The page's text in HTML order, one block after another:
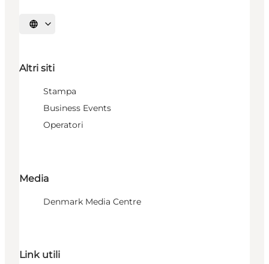
Seleziona la lingua
Altri siti
Stampa
Business Events
Operatori
Media
Denmark Media Centre
Link utili